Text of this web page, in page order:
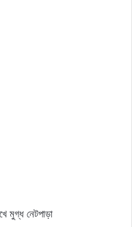
মুগ্ধ নেটপাড়া